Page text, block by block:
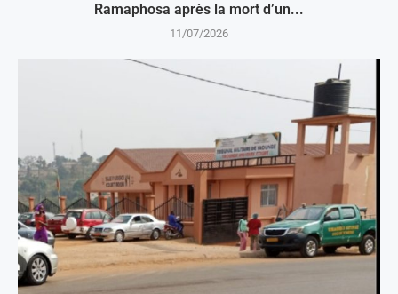
Ramaphosa après la mort d’un...
11/07/2026